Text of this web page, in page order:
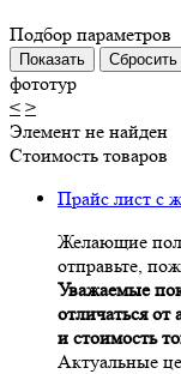
Подбор параметров
фототур
< >
Элемент не найден
Стоимость товаров
Прайс лист с
Желающие
отправьте,
Уважаемые
отличаться
и стоимость
Актуальные